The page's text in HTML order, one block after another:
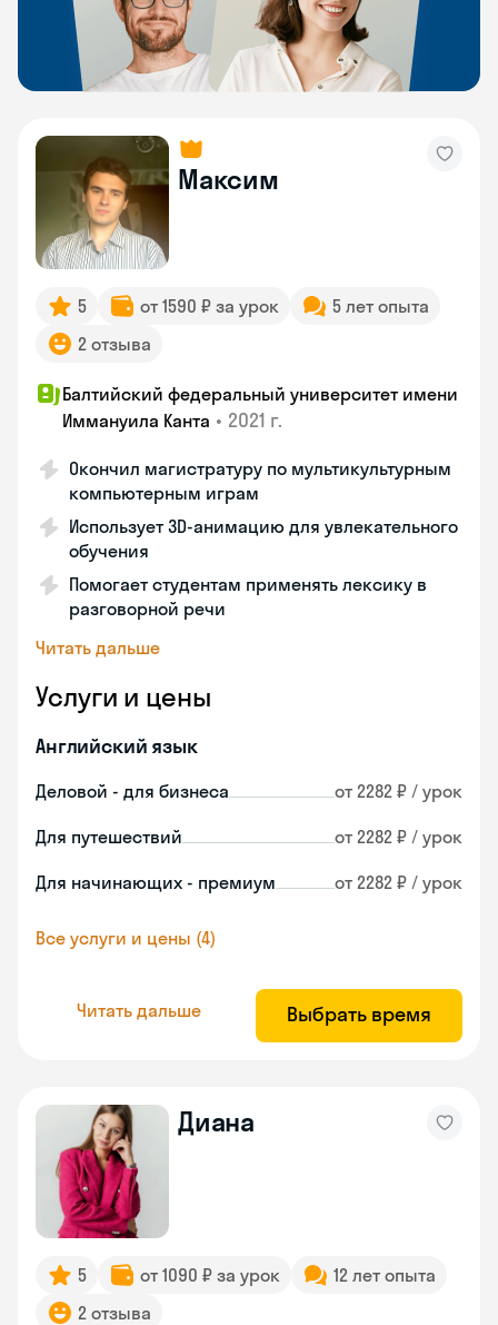
Максим
5 от 1590 ₽ за урок
5 лет опыта
2 отзыва
Балтийский федеральный университет имени
Иммануила Канта • 2021 г.
Окончил магистратуру по мультикультурным
компьютерным играм
Использует 3D-анимацию для увлекательного
обучения
Помогает студентам применять лексику в
разговорной речи
Читать дальше
Услуги и цены
Английский язык
Деловой - для бизнеса от 2282 ₽ / урок
Для путешествий от 2282 ₽ / урок
Для начинающих - премиум от 2282 ₽ / урок
Все услуги и цены (4)
Читать дальше Выбрать время
Диана
5 от 1090 ₽ за урок
12 лет опыта
2 отзыва